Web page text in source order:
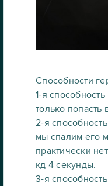
Способности
1-я
только попасть
2-я
мы спалим его
практически
кд 4 секунды.
3-я